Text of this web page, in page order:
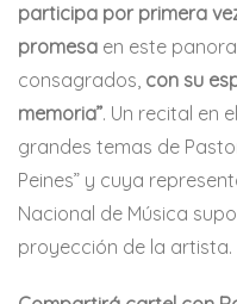
participa por primera
promesa en este
consagrados, con su
memoria”. Un recital en
grandes temas de
Peines” y cuya
Nacional de Música
proyección de la artista.